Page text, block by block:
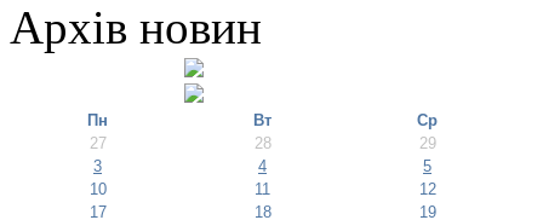
Архів новин
Пн Вт
Ср
27
28
29
3
4
5
10
11
12
17
18
19